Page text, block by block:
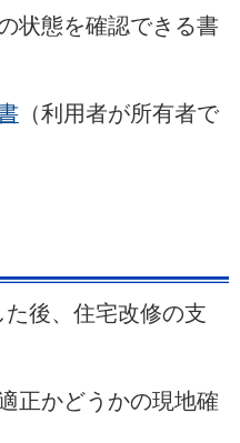
状態を確認できる書
（利用者が所有者で
後、住宅改修の支
正かどうかの現地確